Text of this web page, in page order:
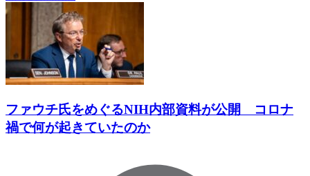
ファウチ氏をめぐるNIH内部資料が公開 コロナ
禍で何が起きていたのか